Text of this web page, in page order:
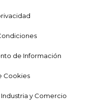
de Información
Cookies
y Comercio